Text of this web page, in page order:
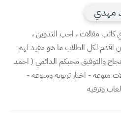
مهدي
كاتب مقالات ، احب التدوين ،
اقدم لكل الطلاب ما هو مفيد لهم
والتوفيق محبكم الدائمي ( احمد
منوعه - اخبار تربويه ومنوعه -
وترفيه